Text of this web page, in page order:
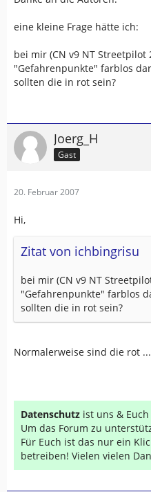
eine kleine Frage hätte ich:
bei mir (CN v9 NT Streetpilot
"Gefahrenpunkte" farblos
sollten die in rot sein?
Joerg_H
Gast
20. Februar 2007
Hi,
Zitat von ichbingrisu
bei mir (CN v9 NT
"Gefahrenpunkte" farblos
sollten die in rot sein?
Normalerweise sind die rot
Datenschutz ist uns &
Um das Forum zu
Für Euch ist das nur ein
betreiben! Vielen vielen